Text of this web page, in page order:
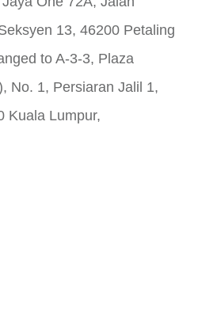
13, 46200 Petaling
to A-3-3, Plaza
No. 1, Persiaran Jalil 1,
Kuala Lumpur,